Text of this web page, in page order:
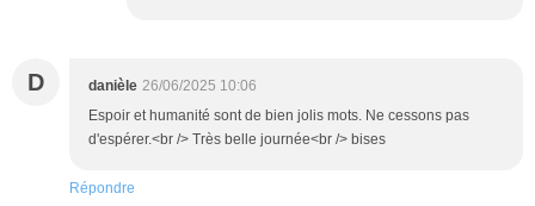
D danièle 26/06/2025 10:06
Espoir et humanité sont de bien jolis mots. Ne cessons pas
d'espérer.<br /> Très belle journée<br /> bises
Répondre